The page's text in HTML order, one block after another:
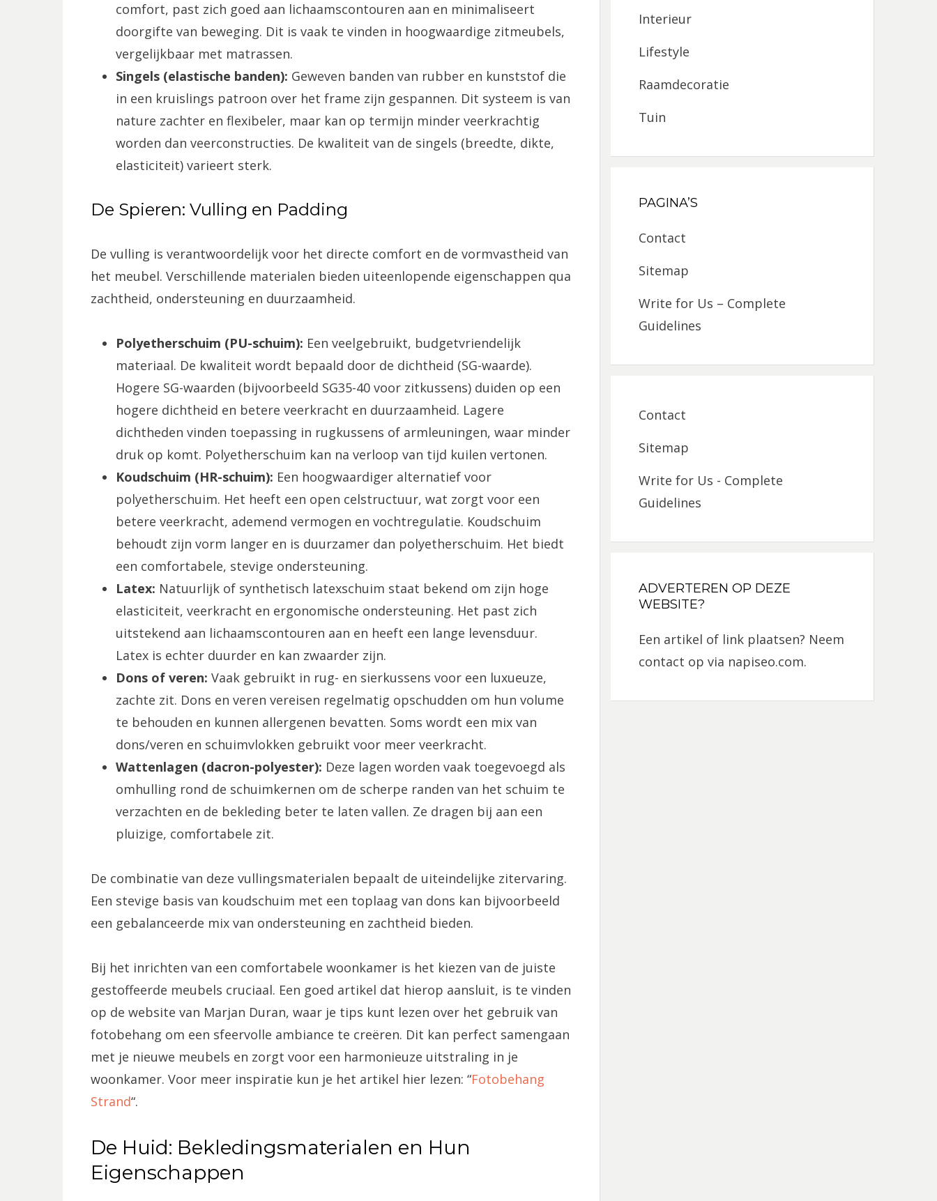
comfort, past zich goed aan lichaamscontouren aan en minimaliseert
doorgifte van beweging. Dit is vaak te vinden in hoogwaardige zitmeubels,
vergelijkbaar met matrassen.
Singels (elastische banden): Geweven banden van rubber en kunststof die
in een kruislings patroon over het frame zijn gespannen. Dit systeem is van
nature zachter en flexibeler, maar kan op termijn minder veerkrachtig
worden dan veerconstructies. De kwaliteit van de singels (breedte, dikte,
elasticiteit) varieert sterk.
De Spieren: Vulling en Padding
De vulling is verantwoordelijk voor het directe comfort en de vormvastheid van
het meubel. Verschillende materialen bieden uiteenlopende eigenschappen qua
zachtheid, ondersteuning en duurzaamheid.
Polyetherschuim (PU-schuim): Een veelgebruikt, budgetvriendelijk
materiaal. De kwaliteit wordt bepaald door de dichtheid (SG-waarde).
Hogere SG-waarden (bijvoorbeeld SG35-40 voor zitkussens) duiden op een
hogere dichtheid en betere veerkracht en duurzaamheid. Lagere
dichtheden vinden toepassing in rugkussens of armleuningen, waar minder
druk op komt. Polyetherschuim kan na verloop van tijd kuilen vertonen.
Koudschuim (HR-schuim): Een hoogwaardiger alternatief voor
polyetherschuim. Het heeft een open celstructuur, wat zorgt voor een
betere veerkracht, ademend vermogen en vochtregulatie. Koudschuim
behoudt zijn vorm langer en is duurzamer dan polyetherschuim. Het biedt
een comfortabele, stevige ondersteuning.
Latex: Natuurlijk of synthetisch latexschuim staat bekend om zijn hoge
elasticiteit, veerkracht en ergonomische ondersteuning. Het past zich
uitstekend aan lichaamscontouren aan en heeft een lange levensduur.
Latex is echter duurder en kan zwaarder zijn.
Dons of veren: Vaak gebruikt in rug- en sierkussens voor een luxueuze,
zachte zit. Dons en veren vereisen regelmatig opschudden om hun volume
te behouden en kunnen allergenen bevatten. Soms wordt een mix van
dons/veren en schuimvlokken gebruikt voor meer veerkracht.
Wattenlagen (dacron-polyester): Deze lagen worden vaak toegevoegd als
omhulling rond de schuimkernen om de scherpe randen van het schuim te
verzachten en de bekleding beter te laten vallen. Ze dragen bij aan een
pluizige, comfortabele zit.
De combinatie van deze vullingsmaterialen bepaalt de uiteindelijke zitervaring.
Een stevige basis van koudschuim met een toplaag van dons kan bijvoorbeeld
een gebalanceerde mix van ondersteuning en zachtheid bieden.
Bij het inrichten van een comfortabele woonkamer is het kiezen van de juiste
gestoffeerde meubels cruciaal. Een goed artikel dat hierop aansluit, is te vinden
op de website van Marjan Duran, waar je tips kunt lezen over het gebruik van
fotobehang om een sfeervolle ambiance te creëren. Dit kan perfect samengaan
met je nieuwe meubels en zorgt voor een harmonieuze uitstraling in je
woonkamer. Voor meer inspiratie kun je het artikel hier lezen: “Fotobehang
Strand“.
De Huid: Bekledingsmaterialen en Hun
Eigenschappen
Interieur
Lifestyle
Raamdecoratie
Tuin
PAGINA’S
Contact
Sitemap
Write for Us – Complete
Guidelines
Contact
Sitemap
Write for Us - Complete
Guidelines
ADVERTEREN OP DEZE
WEBSITE?
Een artikel of link plaatsen? Neem
contact op via napiseo.com.